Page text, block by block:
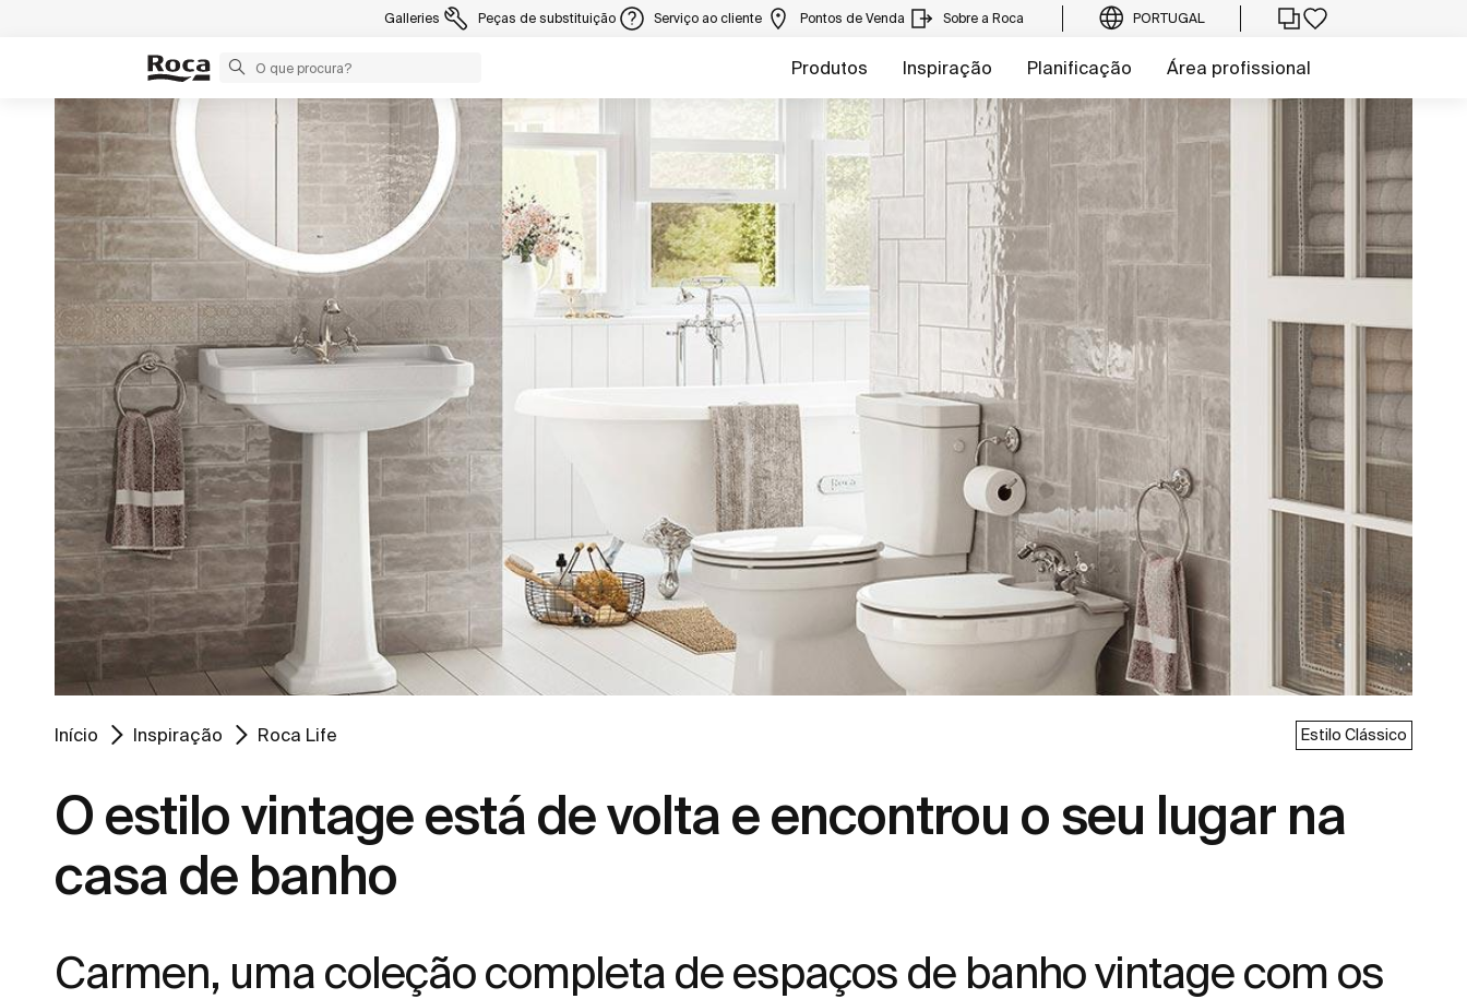
Galleries Peças de substituição Serviço ao cliente Pontos de Venda Sobre a Roca PORTUGAL
Produtos Inspiração Planificação Área profissional
Início Inspiração Roca Life Estilo Clássico
O estilo vintage está de volta e encontrou o seu lugar na
casa de banho
Carmen, uma coleção completa de espaços de banho vintage com os